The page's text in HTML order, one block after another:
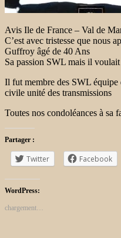
Avis Ile de France – Val de
C’est avec tristesse que nous
Guffroy âgé de 40 Ans
Sa passion SWL mais il
Il fut membre des SWL
civile unité des transmissions
Toutes nos condoléances à sa
Partager :
Twitter Facebook
WordPress:
chargement…